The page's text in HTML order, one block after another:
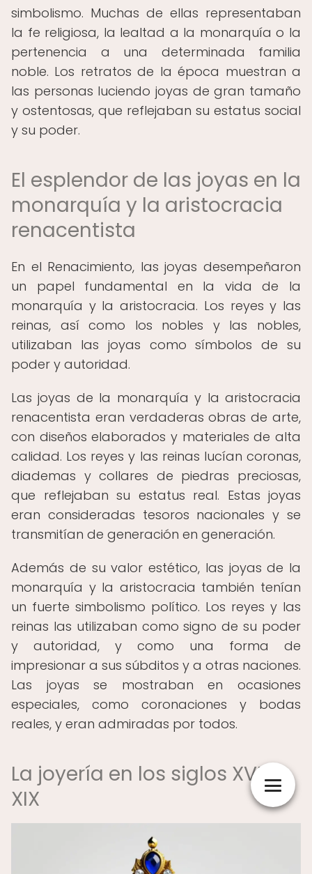
simbolismo. Muchas de ellas representaban
la fe religiosa, la lealtad a la monarquía o la
pertenencia a una determinada familia
noble. Los retratos de la época muestran a
las personas luciendo joyas de gran tamaño
y ostentosas, que reflejaban su estatus social
y su poder.
El esplendor de las joyas en la
monarquía y la aristocracia
renacentista
En el Renacimiento, las joyas desempeñaron
un papel fundamental en la vida de la
monarquía y la aristocracia. Los reyes y las
reinas, así como los nobles y las nobles,
utilizaban las joyas como símbolos de su
poder y autoridad.
Las joyas de la monarquía y la aristocracia
renacentista eran verdaderas obras de arte,
con diseños elaborados y materiales de alta
calidad. Los reyes y las reinas lucían coronas,
diademas y collares de piedras preciosas,
que reflejaban su estatus real. Estas joyas
eran consideradas tesoros nacionales y se
transmitían de generación en generación.
Además de su valor estético, las joyas de la
monarquía y la aristocracia también tenían
un fuerte simbolismo político. Los reyes y las
reinas las utilizaban como signo de su poder
y autoridad, y como una forma de
impresionar a sus súbditos y a otras naciones.
Las joyas se mostraban en ocasiones
especiales, como coronaciones y bodas
reales, y eran admiradas por todos.
La joyería en los siglos XVIII y
XIX